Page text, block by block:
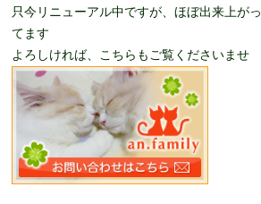
只今リニューアル中ですが、ほぼ出来上がっ
てます
よろしければ、こちらもご覧くださいませ